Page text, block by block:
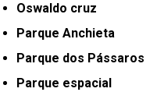
Oswaldo cruz
Parque Anchieta
Parque dos Pássaros
Parque espacial